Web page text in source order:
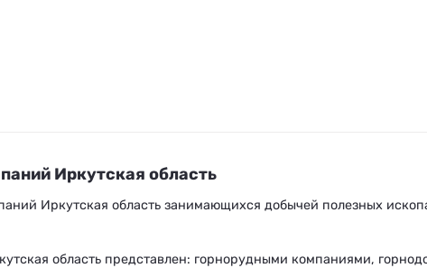
Иркутская область
Иркутская область занимающихся добычей полезных
область представлен: горнорудными компаниями,